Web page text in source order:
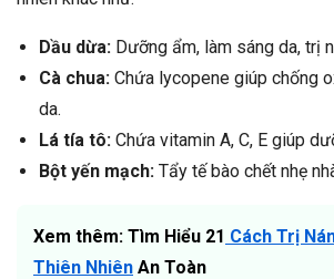
Dầu dừa: Dưỡng ẩm, làm sáng da, trị
Cà chua: Chứa lycopene giúp chống
da.
Lá tía tô: Chứa vitamin A, C, E giúp
Bột yến mạch: Tẩy tế bào chết nhẹ
Xem thêm: Tìm Hiểu 21 Cách Trị
Thiên Nhiên An Toàn